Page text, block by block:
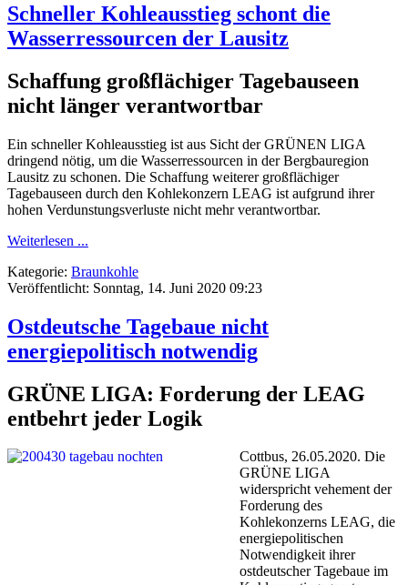
Schneller Kohleausstieg schont die
Wasserressourcen der Lausitz
Schaffung großflächiger Tagebauseen
nicht länger verantwortbar
Ein schneller Kohleausstieg ist aus Sicht der GRÜNEN LIGA
dringend nötig, um die Wasserressourcen in der Bergbauregion
Lausitz zu schonen. Die Schaffung weiterer großflächiger
Tagebauseen durch den Kohlekonzern LEAG ist aufgrund ihrer
hohen Verdunstungsverluste nicht mehr verantwortbar.
Weiterlesen ...
Kategorie: Braunkohle
Veröffentlicht: Sonntag, 14. Juni 2020 09:23
Ostdeutsche Tagebaue nicht
energiepolitisch notwendig
GRÜNE LIGA: Forderung der LEAG
entbehrt jeder Logik
Cottbus, 26.05.2020. Die
GRÜNE LIGA
widerspricht vehement der
Forderung des
Kohlekonzerns LEAG, die
energiepolitischen
Notwendigkeit ihrer
ostdeutscher Tagebaue im